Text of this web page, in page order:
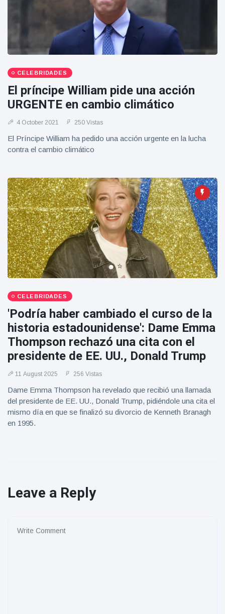
CELEBRIDADES
El príncipe William pide una acción
URGENTE en cambio climático
4 October 2021 250 Vistas
El Príncipe William ha pedido una acción urgente en la lucha
contra el cambio climático
CELEBRIDADES
'Podría haber cambiado el curso de la
historia estadounidense': Dame Emma
Thompson rechazó una cita con el
presidente de EE. UU., Donald Trump
11 August 2025 256 Vistas
Dame Emma Thompson ha revelado que recibió una llamada
del presidente de EE. UU., Donald Trump, pidiéndole una cita el
mismo día en que se finalizó su divorcio de Kenneth Branagh
en 1995.
Leave a Reply